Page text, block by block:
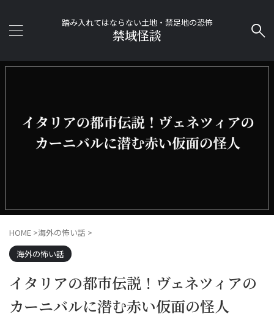
踏み入れてはならない土地・禁足地の恐怖
禁域怪談
HOME >海外の怖い話 >
海外の怖い話
イタリアの都市伝説！ヴェネツィアの
カーニバルに潜む赤い仮面の怪人